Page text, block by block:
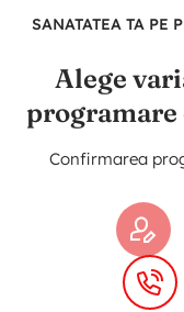
SANATATEA TA PE
Alege
Confirmarea